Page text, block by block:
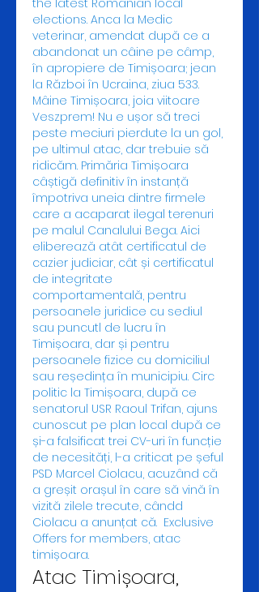
the latest Romanian local
elections. Anca la Medic
veterinar, amendat după ce a
abandonat un câine pe câmp,
în apropiere de Timișoara; jean
la Război în Ucraina, ziua 533.
Mâine Timișoara, joia viitoare
Veszprem! Nu e ușor să treci
peste meciuri pierdute la un gol,
pe ultimul atac, dar trebuie să
ridicăm. Primăria Timișoara
câștigă definitiv în instanță
împotriva uneia dintre firmele
care a acaparat ilegal terenuri
pe malul Canalului Bega. Aici
eliberează atât certificatul de
cazier judiciar, cât și certificatul
de integritate
comportamentală, pentru
persoanele juridice cu sediul
sau puncutl de lucru în
Timișoara, dar și pentru
persoanele fizice cu domiciliul
sau reședința în municipiu. Circ
politic la Timișoara, după ce
senatorul USR Raoul Trifan, ajuns
cunoscut pe plan local după ce
și-a falsificat trei CV-uri în funcție
de necesități, l-a criticat pe șeful
PSD Marcel Ciolacu, acuzând că
a greșit orașul în care să vină în
vizită zilele trecute, cândd
Ciolacu a anunțat că.  Exclusive
Offers for members, atac
timișoara.
Atac Timișoara,